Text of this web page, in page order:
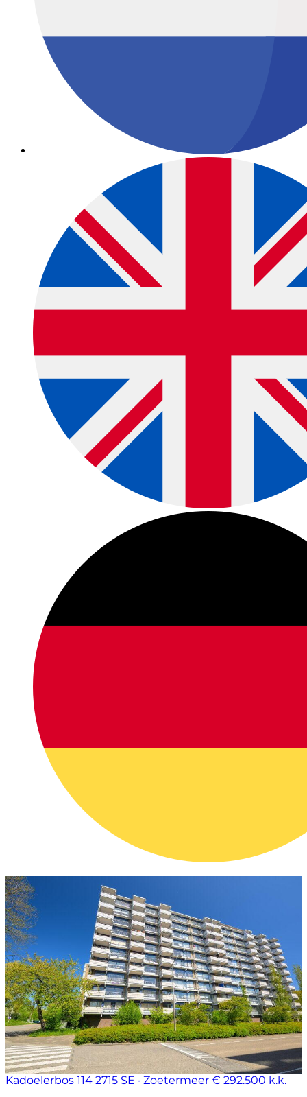
Kadoelerbos 114 2715 SE · Zoetermeer € 292.500 k.k.